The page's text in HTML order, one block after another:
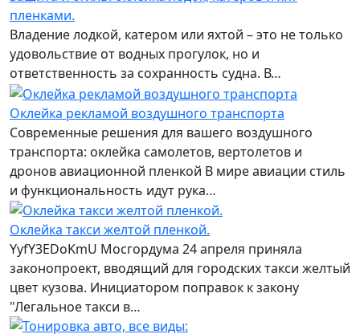
пленками.
Владение лодкой, катером или яхтой – это не только
удовольствие от водных прогулок, но и
ответственность за сохранность судна. В…
Оклейка рекламой воздушного транспорта
Современные решения для вашего воздушного
транспорта: оклейка самолетов, вертолетов и
дронов авиационной пленкой В мире авиации стиль
и функциональность идут рука…
Оклейка такси желтой пленкой.
YyfY3EDoKmU Мосгордума 24 апреля приняла
законопроект, вводящий для городских такси желтый
цвет кузова. Инициатором поправок к закону
"Легальное такси в…